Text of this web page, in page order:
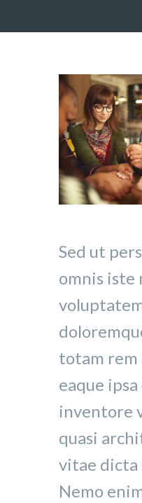
Sed ut
omnis iste
totam rem
eaque
inventore
quasi
vitae dicta
Nemo